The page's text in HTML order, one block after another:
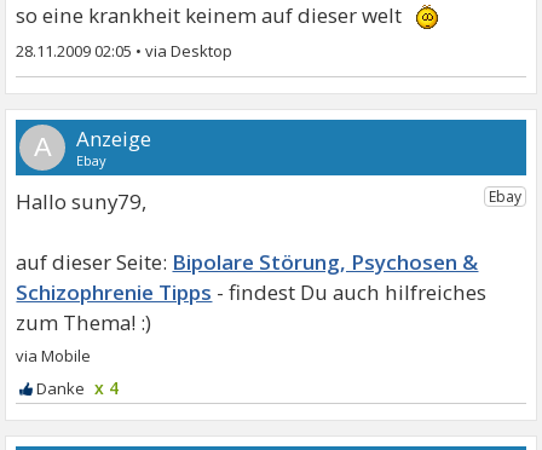
so eine krankheit keinem auf dieser welt
28.11.2009 02:05 •
A
Hallo suny79,
Bipolare Störung, Psychosen &
Schizophrenie Tipps
x 4